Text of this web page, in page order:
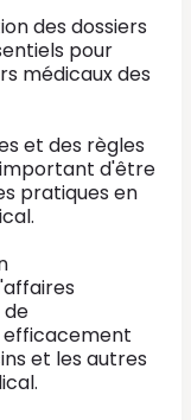
des dossiers
pour
médicaux des
et des règles
d'être
pratiques en
et les autres